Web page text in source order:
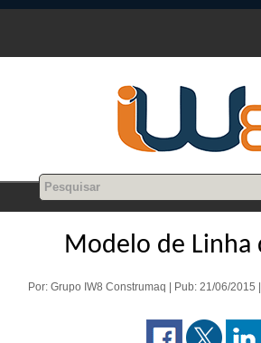
Modelo de Linha
Por: Grupo IW8 Construmaq | Pub: 21/06/2015